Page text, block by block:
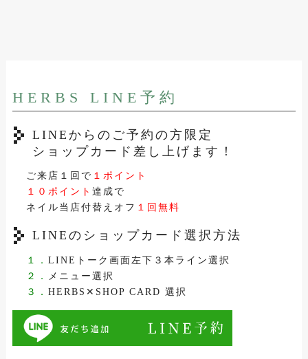
HERBS LINE予約
LINEからのご予約の方限定
ショップカード差し上げます！
ご来店１回で １ポイント
１０ポイント達成で
ネイル当店付替えオフ １回無料
LINEのショップカード選択方法
１．LINEトーク画面左下３本ライン選択
２．
メニュー選択
３．HERBS✕SHOP CARD 選択